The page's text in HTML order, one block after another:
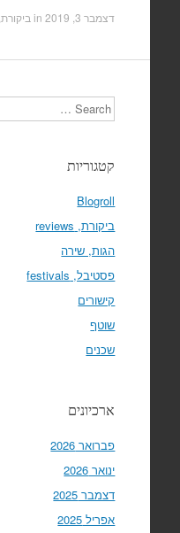
דצמבר 3, 2019 in ביקורת, reviews
Search
קטגוריות
Blogroll
ביקורת, reviews
הגות, שירה
פסטיבל, festivals
קישורים
שוטף
שכנים
ארכיונים
פברואר 2026
ינואר 2026
דצמבר 2025
אפריל 2025